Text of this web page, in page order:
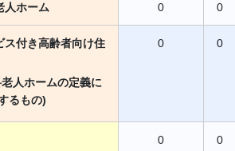
人ホーム 0 0
ス付き高齢者向け住
人ホームの定義に
るもの)
0 0
0 0